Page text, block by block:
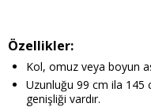
Özellikler:
Kol, omuz veya boyun
Uzunluğu 99 cm ila 145
genişliği vardır.